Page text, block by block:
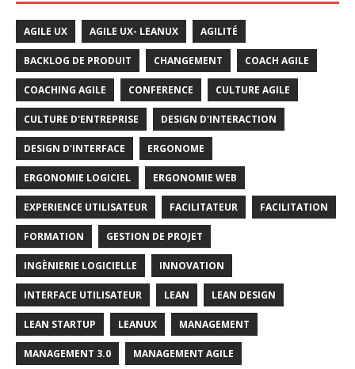
AGILE UX AGILE UX- LEANUX AGILITÉ
BACKLOG DE PRODUIT CHANGEMENT COACH AGILE
COACHING AGILE CONFERENCE CULTURE AGILE
CULTURE D'ENTREPRISE DESIGN D'INTERACTION
DESIGN D'INTERFACE ERGONOME
ERGONOMIE LOGICIEL ERGONOMIE WEB
EXPERIENCE UTILISATEUR FACILITATEUR FACILITATION
FORMATION GESTION DE PROJET
INGÈNIERIE LOGICIELLE INNOVATION
INTERFACE UTILISATEUR LEAN LEAN DESIGN
LEAN STARTUP LEANUX MANAGEMENT
MANAGEMENT 3.0 MANAGEMENT AGILE